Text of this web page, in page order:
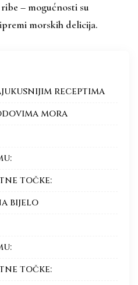
– mogućnosti su
morskih delicija.
receptima
mora
točke:
bijelo
točke: